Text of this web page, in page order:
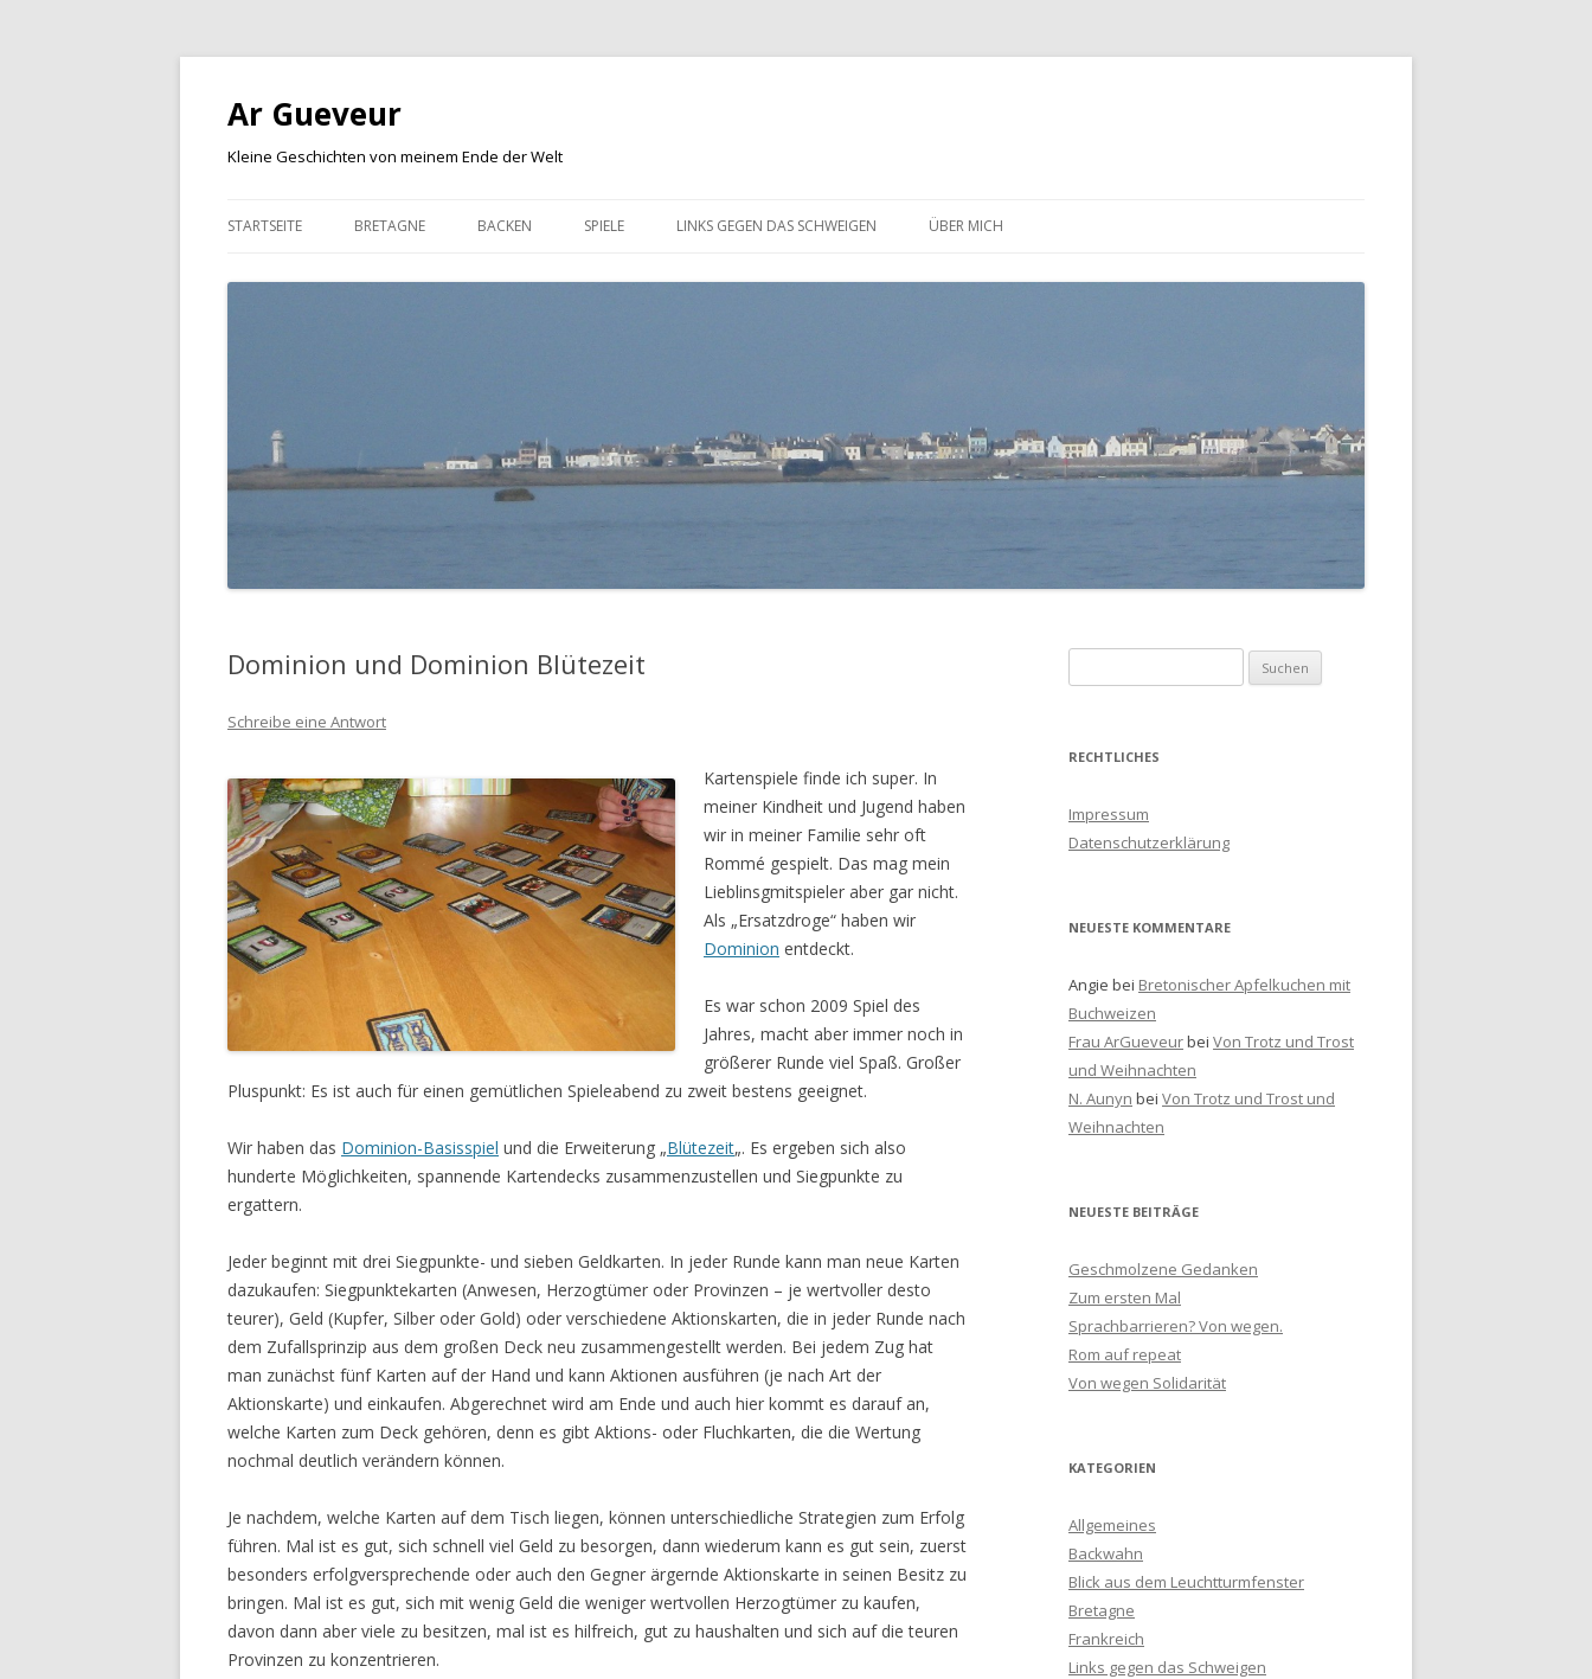
Ar Gueveur
Kleine Geschichten von meinem Ende der Welt
zum
STARTSEITE BRETAGNE BACKEN SPIELE LINKS GEGEN DAS SCHWEIGEN ÜBER MICH
Dominion und Dominion Blütezeit
Schreibe eine Antwort
Kartenspiele finde ich super. In
meiner Kindheit und Jugend haben
wir in meiner Familie sehr oft
Rommé gespielt. Das mag mein
Lieblinsgmitspieler aber gar nicht.
Als „Ersatzdroge“ haben wir
Dominion entdeckt.
Es war schon 2009 Spiel des
Jahres, macht aber immer noch in
größerer Runde viel Spaß. Großer
Pluspunkt: Es ist auch für einen gemütlichen Spieleabend zu zweit bestens geeignet.
Wir haben das Dominion-Basisspiel und die Erweiterung „Blütezeit„. Es ergeben sich also
hunderte Möglichkeiten, spannende Kartendecks zusammenzustellen und Siegpunkte zu
ergattern.
Jeder beginnt mit drei Siegpunkte- und sieben Geldkarten. In jeder Runde kann man neue Karten
dazukaufen: Siegpunktekarten (Anwesen, Herzogtümer oder Provinzen – je wertvoller desto
teurer), Geld (Kupfer, Silber oder Gold) oder verschiedene Aktionskarten, die in jeder Runde nach
dem Zufallsprinzip aus dem großen Deck neu zusammengestellt werden. Bei jedem Zug hat
man zunächst fünf Karten auf der Hand und kann Aktionen ausführen (je nach Art der
Aktionskarte) und einkaufen. Abgerechnet wird am Ende und auch hier kommt es darauf an,
welche Karten zum Deck gehören, denn es gibt Aktions- oder Fluchkarten, die die Wertung
nochmal deutlich verändern können.
Je nachdem, welche Karten auf dem Tisch liegen, können unterschiedliche Strategien zum Erfolg
führen. Mal ist es gut, sich schnell viel Geld zu besorgen, dann wiederum kann es gut sein, zuerst
besonders erfolgversprechende oder auch den Gegner ärgernde Aktionskarte in seinen Besitz zu
bringen. Mal ist es gut, sich mit wenig Geld die weniger wertvollen Herzogtümer zu kaufen,
davon dann aber viele zu besitzen, mal ist es hilfreich, gut zu haushalten und sich auf die teuren
Provinzen zu konzentrieren.
u
RECHTLICHES
Impressum
Datenschutzerklärung
NEUESTE KOMMENTARE
Angie bei Bretonischer Apfelkuchen mit
Buchweizen
Frau ArGueveurbei Von Trotz und Trost
und Weihnachten
N. Aunyn bei Von Trotz und Trost und
Weihnachten
NEUESTE BEITRÄGE
Geschmolzene Gedanken
Zum ersten Mal
Sprachbarrieren? Von wegen.
Rom auf repeat
Von wegen Solidarität
KATEGORIEN
Allgemeines
Backwahn
Blick aus dem Leuchtturmfenster
Bretagne
Frankreich
Links gegen das Schweigen